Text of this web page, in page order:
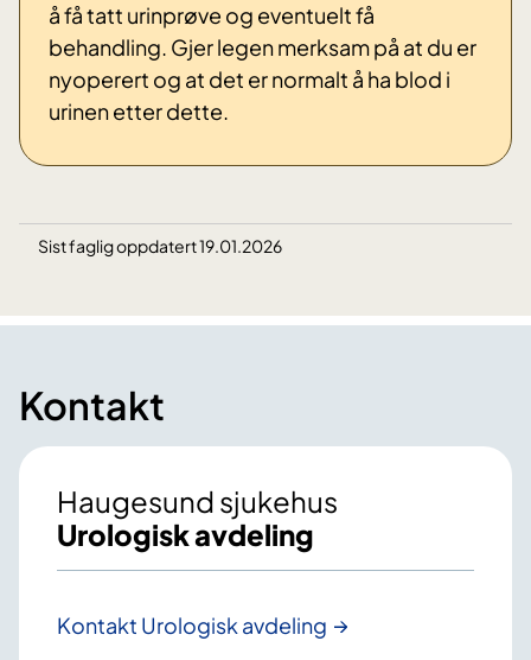
å få tatt urinprøve og eventuelt få
behandling. Gjer legen merksam på at du er
nyoperert og at det er normalt å ha blod i
urinen etter dette.
Sist faglig oppdatert 19.01.2026
Kontakt
Haugesund sjukehus
Urologisk avdeling
Kontakt Urologisk avdeling